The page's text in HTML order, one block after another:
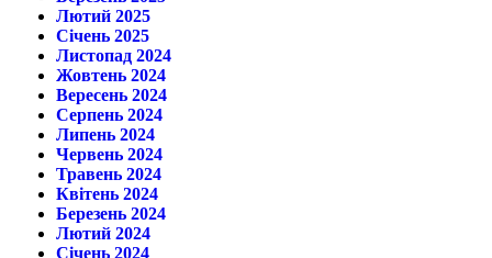
Лютий 2025
Січень 2025
Листопад 2024
Жовтень 2024
Вересень 2024
Серпень 2024
Липень 2024
Червень 2024
Травень 2024
Квітень 2024
Березень 2024
Лютий 2024
Січень 2024